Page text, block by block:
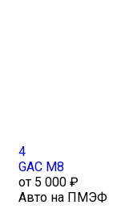
4
GAC M8
от 5 000 ₽
Авто на ПМЭФ